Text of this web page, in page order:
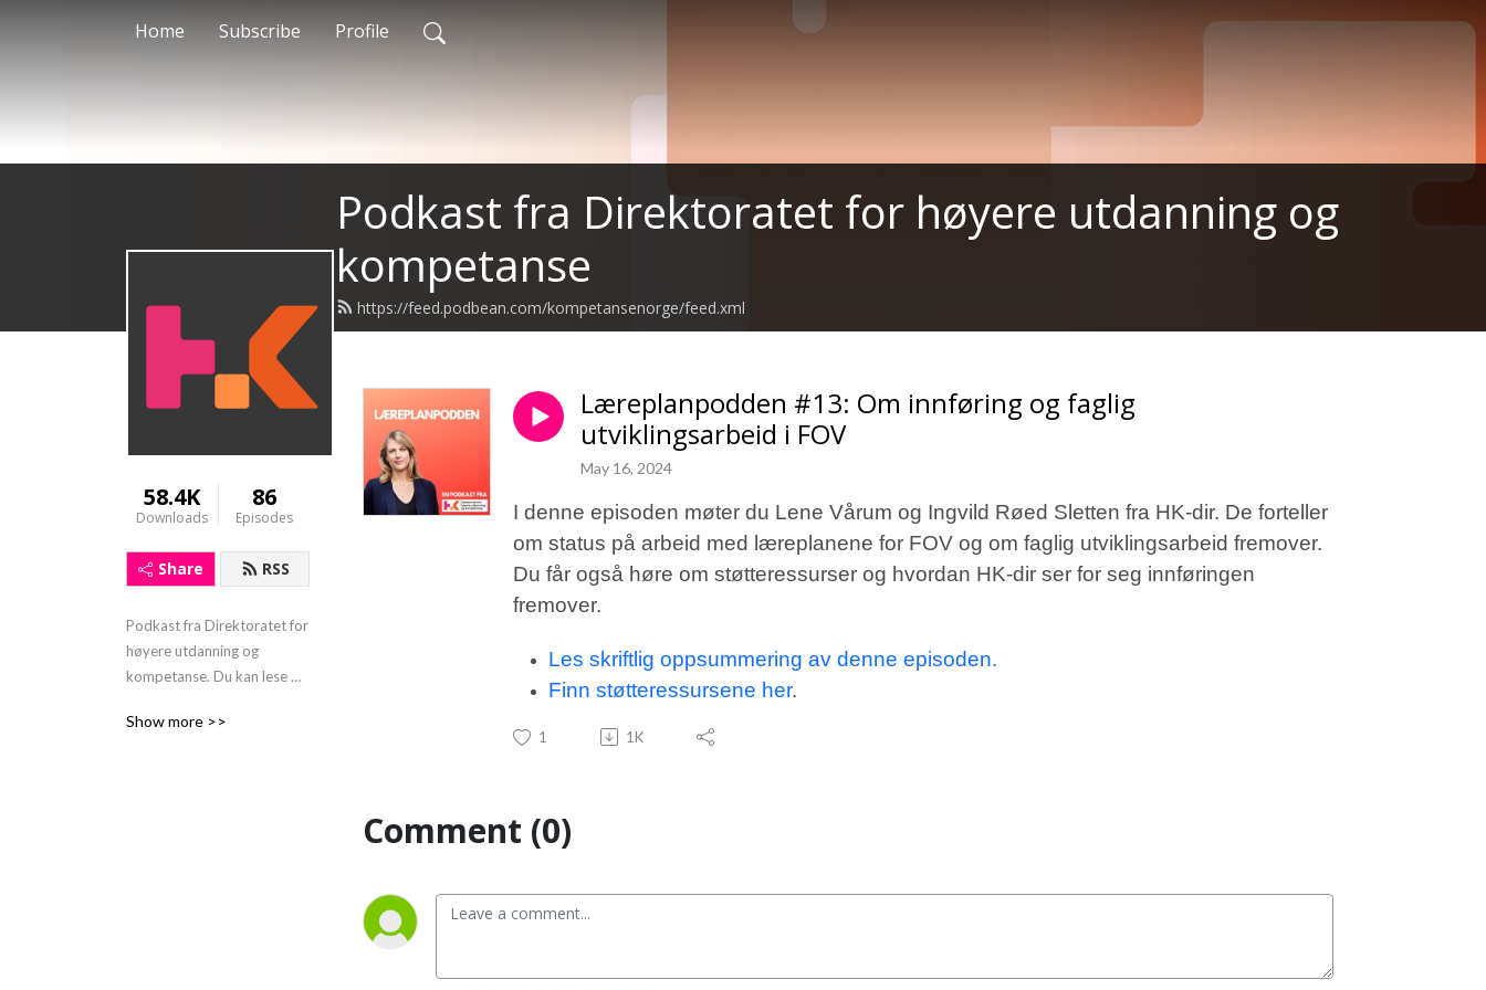
Home Subscribe Profile
Podkast fra Direktoratet for høyere utdanning og
kompetanse
https://feed.podbean.com/kompetansenorge/feed.xml
58.4K
Downloads
86
Episodes
Share RSS
Podkast fra Direktoratet for
høyere utdanning og
kompetanse. Du kan lese
www.hkdir.no.
Show more >>
Læreplanpodden #13: Om innføring og faglig
utviklingsarbeid i FOV
May 16, 2024
I denne episoden møter du Lene Vårum og Ingvild Røed Sletten fra HK-dir. De forteller
om status på arbeid med læreplanene for FOV og om faglig utviklingsarbeid fremover.
Du får også høre om støtteressurser og hvordan HK-dir ser for seg innføringen
fremover.
Les skriftlig oppsummering av denne episoden.
Finn støtteressursene her.
1 1K
Comment (0)